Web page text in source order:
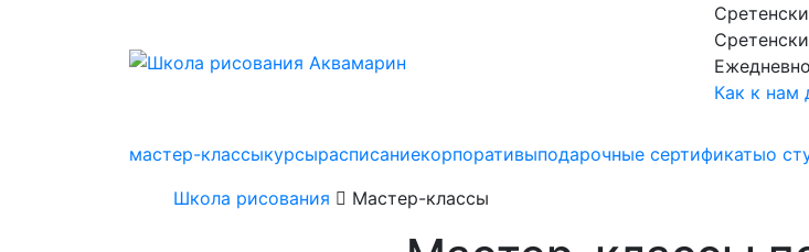
Как к нам
мастер-классыкурсырасписаниекорпоративыподарочные сертификатыо
Школа рисования
Мастер-классы